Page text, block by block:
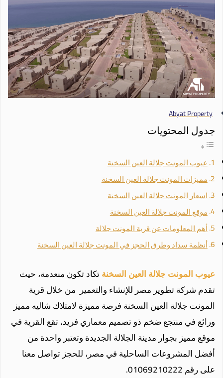
Abyat Property
جدول المحتويات
عيوب المونت جلالة العين السخنة
مميزات المونت جلالة العين السخنة
اسعار المونت جلالة العين السخنة
موقع المونت جلالة العين السخنة
أهم المعلومات عن قرية المونت جلالة
أنظمة سداد وطرق الحجز في المونت جلالة العين السخنة
عيوب المونت جلالة العينالسخنةتكاد تكون منعدمة، حيث
تقدم شركة تطوير مصر للإنشاء والتعمير من خلال قرية
المونت جلالة العين السخنة فرصة مميزة لامتلاك شاليه مميز
ورائع في منتجع ضخم ذو تصميم معماري فريد، تقع القرية في
موقع مميز بجوار مدينة الجلالة الجديدة وتعتبر واحدة من
أفضل المشروعات الساحلية في مصر، للحجز تواصل معنا
على رقم 01069210222.